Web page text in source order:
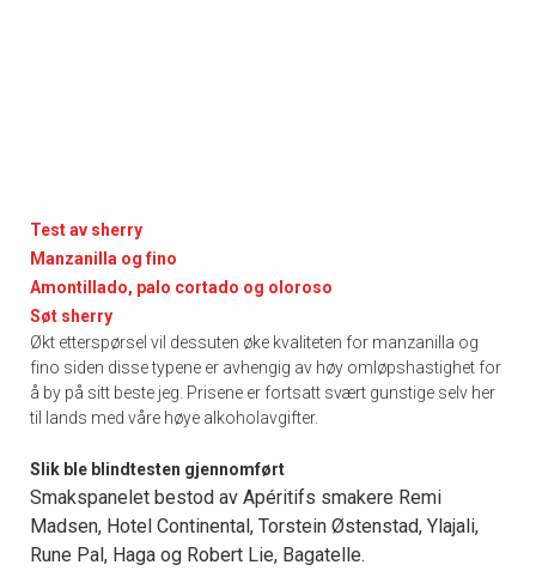
Test av sherry
Manzanilla og fino
Amontillado, palo cortado og oloroso
Søt sherry
Økt etterspørsel vil dessuten øke kvaliteten for manzanilla og
fino siden disse typene er avhengig av høy omløpshastighet for
å by på sitt beste jeg. Prisene er fortsatt svært gunstige selv her
til lands med våre høye alkoholavgifter.
Slik ble blindtesten gjennomført
Smakspanelet bestod av Apéritifs smakere Remi
Madsen, Hotel Continental, Torstein Østenstad, Ylajali,
Rune Pal, Haga og Robert Lie, Bagatelle.